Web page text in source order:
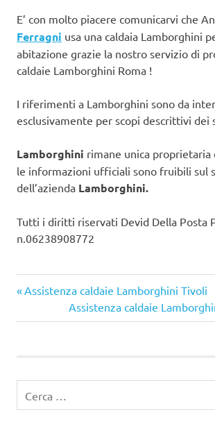
E’ con molto piacere comunicarvi che
Ferragni usa una caldaia Lamborghini
abitazione grazie la nostro servizio di
caldaie Lamborghini Roma !
I riferimenti a Lamborghini sono da
esclusivamente per scopi descrittivi
Lamborghini rimane unica
le informazioni ufficiali sono fruibili sul
dell’azienda Lamborghini.
Tutti i diritti riservati Devid Della Posta
n.06238908772
Navigazione
articoli
Articolo
precedente:
Assistenza caldaie Lamborghini Tivoli
Articolo
successivo:
Assistenza caldaie
per: